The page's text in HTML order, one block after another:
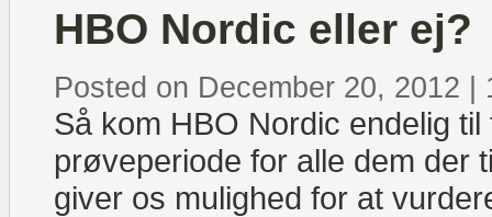
HBO Nordic eller ej?
Posted on December 20, 2012
Så kom HBO Nordic endelig
prøveperiode for alle dem der
giver os mulighed for at